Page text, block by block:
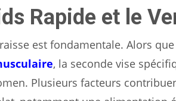
Rapide et le
est fondamentale. Alors
, la seconde vise
Plusieurs facteurs